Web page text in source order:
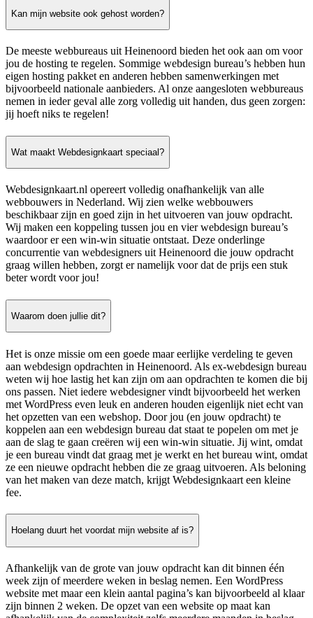
Kan mijn website ook gehost worden?
De meeste webbureaus uit Heinenoord bieden het ook aan om voor
jou de hosting te regelen. Sommige webdesign bureau’s hebben hun
eigen hosting pakket en anderen hebben samenwerkingen met
bijvoorbeeld nationale aanbieders. Al onze aangesloten webbureaus
nemen in ieder geval alle zorg volledig uit handen, dus geen zorgen:
jij hoeft niks te regelen!
Wat maakt Webdesignkaart speciaal?
Webdesignkaart.nl opereert volledig onafhankelijk van alle
webbouwers in Nederland. Wij zien welke webbouwers
beschikbaar zijn en goed zijn in het uitvoeren van jouw opdracht.
Wij maken een koppeling tussen jou en vier webdesign bureau’s
waardoor er een win-win situatie ontstaat. Deze onderlinge
concurrentie van webdesigners uit Heinenoord die jouw opdracht
graag willen hebben, zorgt er namelijk voor dat de prijs een stuk
beter wordt voor jou!
Waarom doen jullie dit?
Het is onze missie om een goede maar eerlijke verdeling te geven
aan webdesign opdrachten in Heinenoord. Als ex-webdesign bureau
weten wij hoe lastig het kan zijn om aan opdrachten te komen die bij
ons passen. Niet iedere webdesigner vindt bijvoorbeeld het werken
met WordPress even leuk en anderen houden eigenlijk niet echt van
het opzetten van een webshop. Door jou (en jouw opdracht) te
koppelen aan een webdesign bureau dat staat te popelen om met je
aan de slag te gaan creëren wij een win-win situatie. Jij wint, omdat
je een bureau vindt dat graag met je werkt en het bureau wint, omdat
ze een nieuwe opdracht hebben die ze graag uitvoeren. Als beloning
van het maken van deze match, krijgt Webdesignkaart een kleine
fee.
Hoelang duurt het voordat mijn website af is?
Afhankelijk van de grote van jouw opdracht kan dit binnen één
week zijn of meerdere weken in beslag nemen. Een WordPress
website met maar een klein aantal pagina’s kan bijvoorbeeld al klaar
zijn binnen 2 weken. De opzet van een website op maat kan